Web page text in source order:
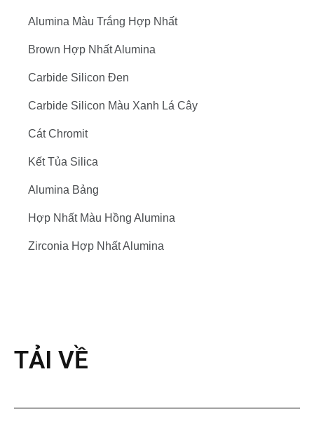
Alumina Màu Trắng Hợp Nhất
Brown Hợp Nhất Alumina
Carbide Silicon Đen
Carbide Silicon Màu Xanh Lá Cây
Cát Chromit
Kết Tủa Silica
Alumina Bảng
Hợp Nhất Màu Hồng Alumina
Zirconia Hợp Nhất Alumina
TẢI VỀ